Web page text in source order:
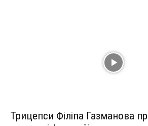
Трицепси Філіпа Газманова